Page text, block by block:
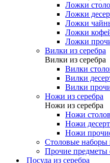
Ложки
Ложки
Ложки
Ложки
Ложки
Вилки из серебра
Вилки из серебра
Вилки
Вилки
Вилки
Ножи из серебра
Ножи из серебра
Ножи
Ножи
Ножи
Столовые наборы
Прочие предметы
Посуда из серебра